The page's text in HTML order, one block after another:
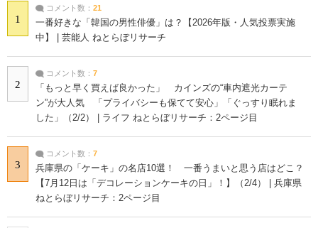
1
コメント数： 21
一番好きな「韓国の男性俳優」は？【2026年版・人気投票実施
中】 | 芸能人 ねとらぼリサーチ
2
コメント数： 7
「もっと早く買えば良かった」 カインズの“車内遮光カーテ
ン”が大人気 「プライバシーも保てて安心」「ぐっすり眠れま
した」（2/2） | ライフ ねとらぼリサーチ：2ページ目
3
コメント数： 7
兵庫県の「ケーキ」の名店10選！ 一番うまいと思う店はどこ？
【7月12日は「デコレーションケーキの日」！】（2/4） | 兵庫県
ねとらぼリサーチ：2ページ目